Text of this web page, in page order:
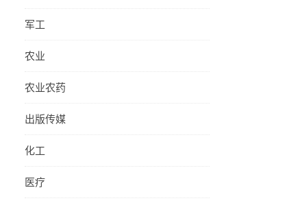
军工
农业
农业农药
出版传媒
化工
医疗